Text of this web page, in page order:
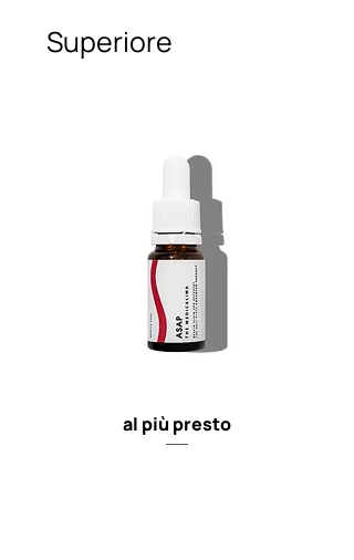
Superiore
al più presto